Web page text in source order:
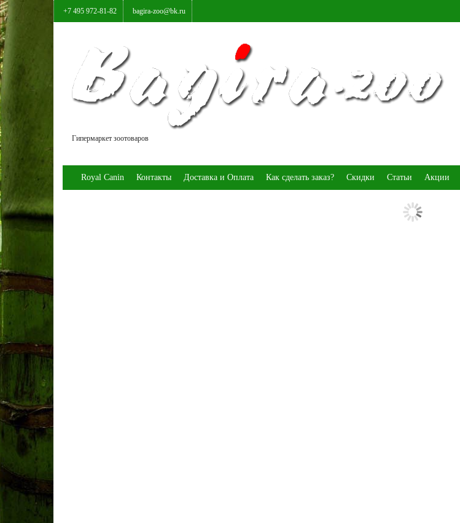
+7 495 972-81-82 bagira-zoo@bk.ru
Гипермаркет зоотоваров
Royal Canin Контакты Доставка и Оплата Как сделать заказ? Скидки Статьи Акции